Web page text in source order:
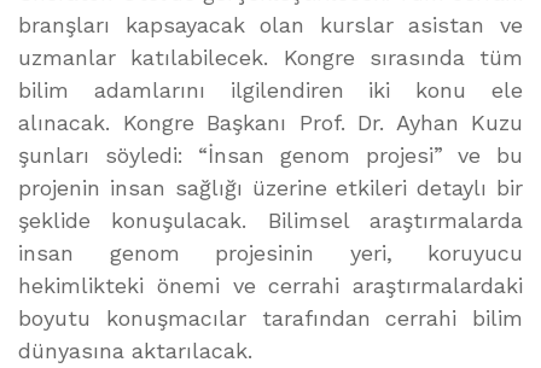
branşları kapsayacak olan kurslar asistan ve
uzmanlar katılabilecek. Kongre sırasında tüm
bilim adamlarını ilgilendiren iki konu ele
alınacak. Kongre Başkanı Prof. Dr. Ayhan Kuzu
şunları söyledi: “İnsan genom projesi” ve bu
projenin insan sağlığı üzerine etkileri detaylı bir
şeklide konuşulacak. Bilimsel araştırmalarda
insan genom projesinin yeri, koruyucu
hekimlikteki önemi ve cerrahi araştırmalardaki
boyutu konuşmacılar tarafından cerrahi bilim
dünyasına aktarılacak.